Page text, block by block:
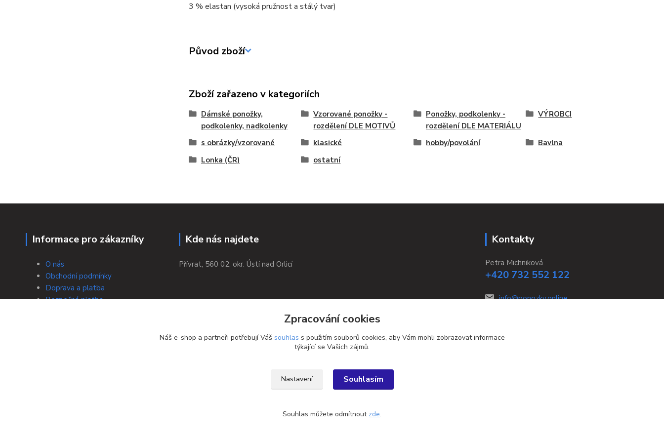
3 % elastan (vysoká pružnost a stálý tvar)
Původ zboží
Zboží zařazeno v kategoriích
Dámské ponožky,
podkolenky, nadkolenky
Vzorované ponožky -
rozdělení DLE MOTIVŮ
Ponožky, podkolenky -
rozdělení DLE MATERIÁLU
VÝROBCI
s obrázky/vzorované klasické hobby/povolání
Bavlna
Lonka (ČR)
ostatní
Informace pro zákazníky
O nás
Obchodní podmínky
Doprava a platba
Bezpečná platba
Kde nás najdete
Přívrat, 560 02, okr. Ústí nad Orlicí
Kontakty
Petra Michniková
+420 732 552 122
info@ponozky.online
Zpracování cookies
Náš e-shop a partneři potřebují Váš souhlas s použitím souborů cookies, aby Vám mohli zobrazovat informace
týkající se Vašich zájmů.
Nastavení Souhlasím
Souhlas můžete odmítnout zde.